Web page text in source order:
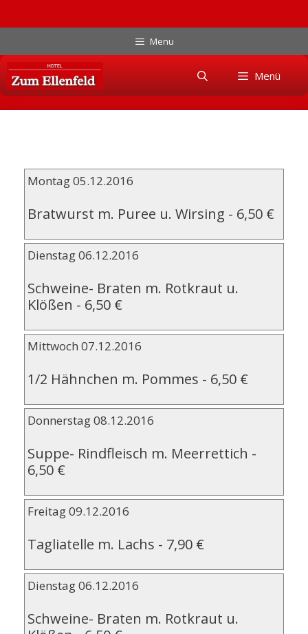
Inhalt
springen
Menu
Skip
content
Menü
Montag 05.12.2016
Bratwurst m. Puree u. Wirsing - 6,50 €
Dienstag 06.12.2016
Schweine- Braten m. Rotkraut u.
Klößen - 6,50 €
Mittwoch 07.12.2016
1/2 Hähnchen m. Pommes - 6,50 €
Donnerstag 08.12.2016
Suppe- Rindfleisch m. Meerrettich -
6,50 €
Freitag 09.12.2016
Tagliatelle m. Lachs - 7,90 €
Dienstag 06.12.2016
Schweine- Braten m. Rotkraut u.